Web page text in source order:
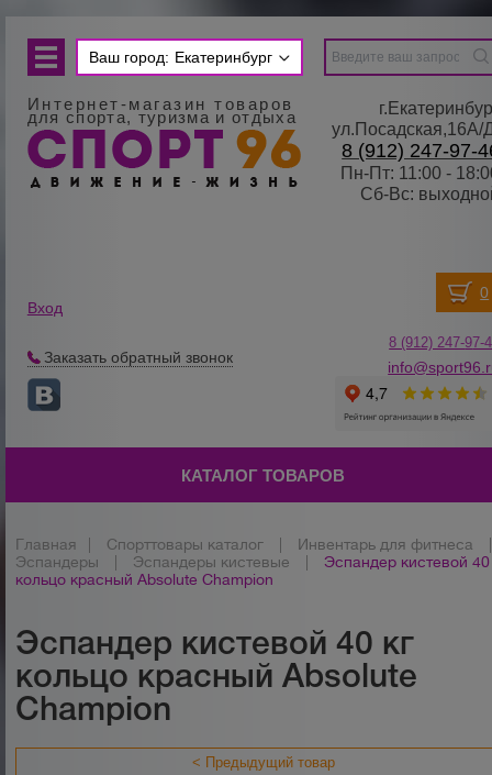
Ваш город: Екатеринбург
Интернет-магазин товаров
для спорта, туризма и отдыха
8 (912) 247-97-
Пн-Пт: 11:00 -
Сб-Вс:
Вход
Заказать обратный звонок
8 (912) 247-97-
КАТАЛОГ ТОВАРОВ
Главная Спорттовары каталог Инвентарь для фитнеса
Эспандеры
Эспандеры кистевые
Эспандер кистевой 40
кольцо красный Absolute Champion
Эспандер кистевой 40 кг
кольцо красный Absolute
Champion
< Предыдущий товар